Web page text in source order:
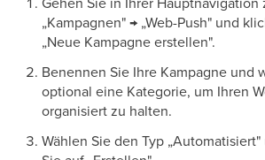
„Kampagnen" → „Web-Push" und
„Neue Kampagne erstellen".
Benennen Sie Ihre Kampagne und
optional eine Kategorie, um Ihren
organisiert zu halten.
Wählen Sie den Typ